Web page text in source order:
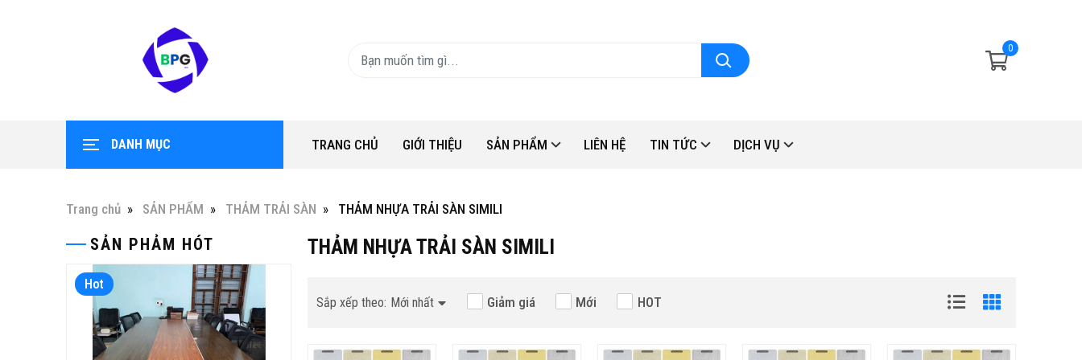
0
DANH MỤC TRANG CHỦ GIỚI THIỆU SẢN PHẨM LIÊN HỆ TIN TỨC DỊCH VỤ
Trang chủ SẢN PHẨM THẢM TRẢI SÀN THẢM NHỰA TRẢI SÀN SIMILI
SẢN PHẢM HÓT THẢM NHỰA TRẢI SÀN SIMILI
Sắp xếp theo: Mới nhất Giảm giá Mới HOT